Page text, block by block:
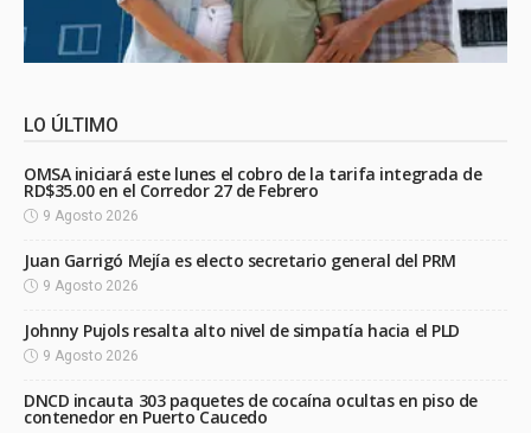
LO ÚLTIMO
OMSA iniciará este lunes el cobro de la tarifa integrada de
RD$35.00 en el Corredor 27 de Febrero
9 Agosto 2026
Juan Garrigó Mejía es electo secretario general del PRM
9 Agosto 2026
Johnny Pujols resalta alto nivel de simpatía hacia el PLD
9 Agosto 2026
DNCD incauta 303 paquetes de cocaína ocultas en piso de
contenedor en Puerto Caucedo